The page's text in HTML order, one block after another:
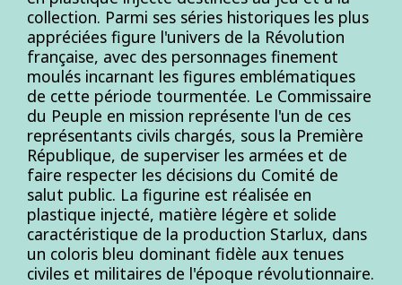
collection. Parmi ses séries historiques les plus
appréciées figure l'univers de la Révolution
française, avec des personnages finement
moulés incarnant les figures emblématiques
de cette période tourmentée. Le Commissaire
du Peuple en mission représente l'un de ces
représentants civils chargés, sous la Première
République, de superviser les armées et de
faire respecter les décisions du Comité de
salut public. La figurine est réalisée en
plastique injecté, matière légère et solide
caractéristique de la production Starlux, dans
un coloris bleu dominant fidèle aux tenues
civiles et militaires de l'époque révolutionnaire.